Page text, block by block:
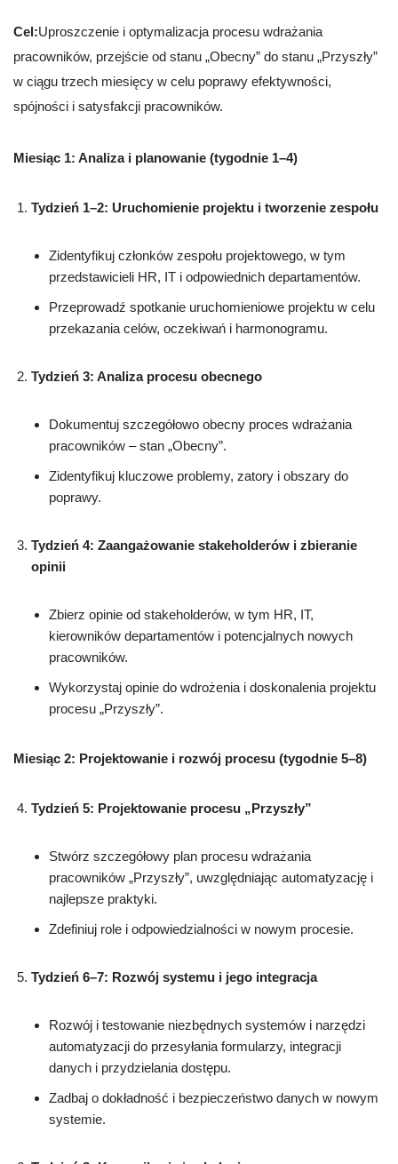
Cel:Uproszczenie i optymalizacja procesu wdrażania
pracowników, przejście od stanu „Obecny” do stanu „Przyszły”
w ciągu trzech miesięcy w celu poprawy efektywności,
spójności i satysfakcji pracowników.
Miesiąc 1: Analiza i planowanie (tygodnie 1–4)
Tydzień 1–2: Uruchomienie projektu i tworzenie zespołu
Zidentyfikuj członków zespołu projektowego, w tym
przedstawicieli HR, IT i odpowiednich departamentów.
Przeprowadź spotkanie uruchomieniowe projektu w celu
przekazania celów, oczekiwań i harmonogramu.
Tydzień 3: Analiza procesu obecnego
Dokumentuj szczegółowo obecny proces wdrażania
pracowników – stan „Obecny”.
Zidentyfikuj kluczowe problemy, zatory i obszary do
poprawy.
Tydzień 4: Zaangażowanie stakeholderów i zbieranie
opinii
Zbierz opinie od stakeholderów, w tym HR, IT,
kierowników departamentów i potencjalnych nowych
pracowników.
Wykorzystaj opinie do wdrożenia i doskonalenia projektu
procesu „Przyszły”.
Miesiąc 2: Projektowanie i rozwój procesu (tygodnie 5–8)
Tydzień 5: Projektowanie procesu „Przyszły”
Stwórz szczegółowy plan procesu wdrażania
pracowników „Przyszły”, uwzględniając automatyzację i
najlepsze praktyki.
Zdefiniuj role i odpowiedzialności w nowym procesie.
Tydzień 6–7: Rozwój systemu i jego integracja
Rozwój i testowanie niezbędnych systemów i narzędzi
automatyzacji do przesyłania formularzy, integracji
danych i przydzielania dostępu.
Zadbaj o dokładność i bezpieczeństwo danych w nowym
systemie.